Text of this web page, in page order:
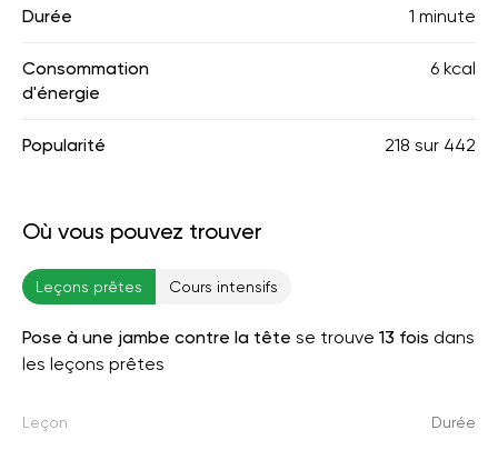
Durée 1 minute
Consommation
d'énergie
6 kcal
Popularité 218 sur 442
Où vous pouvez trouver
Leçons prêtes Cours intensifs
Pose à une jambe contre la tête se trouve 13 fois dans
les leçons prêtes
Leçon Durée